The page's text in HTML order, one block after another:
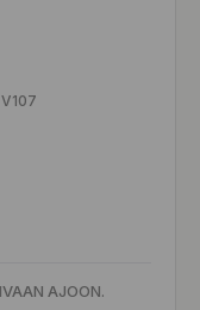
AJOON.